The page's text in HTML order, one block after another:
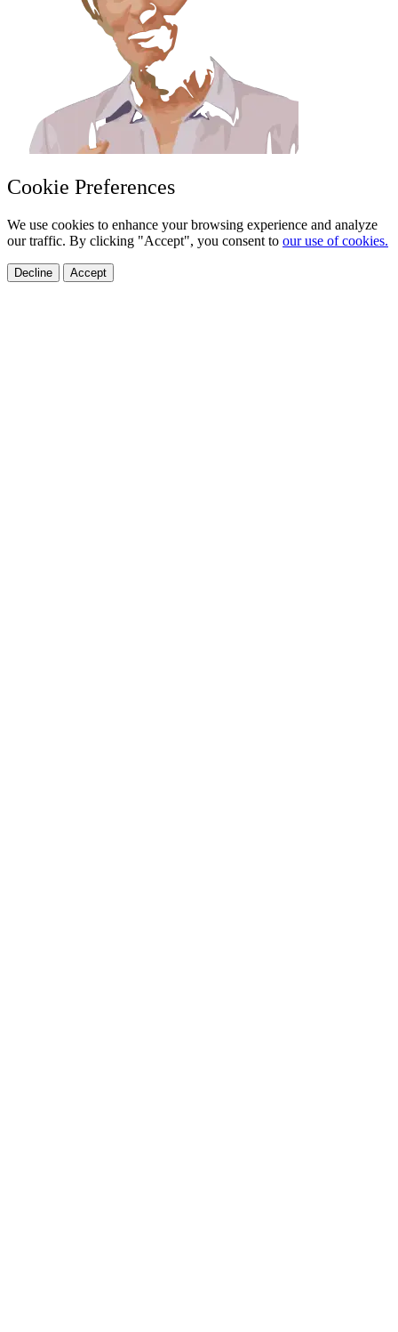
Cookie Preferences
We use cookies to enhance your browsing experience and analyze
our traffic. By clicking "Accept", you consent to our use of cookies.
Decline Accept